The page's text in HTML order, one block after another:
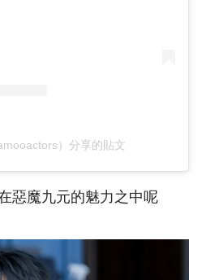
）分享的貼文
惡魔九元的魅力之中呢